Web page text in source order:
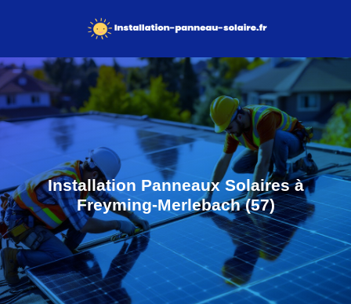
Installation Panneaux Solaires à
Freyming-Merlebach (57)